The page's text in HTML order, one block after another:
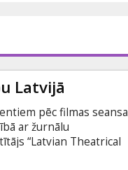
Latvijā
pēc filmas seansa
ar žurnālu
“Latvian Theatrical